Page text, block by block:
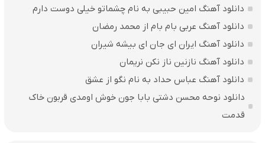
دانلود آهنگ امین حبیبی به نام چشماتو خیلی دوست دارم
دانلود آهنگ عربی بام بام از محمد رمضان
دانلود آهنگ ایران ای جان ای بیشه شیران
دانلود آهنگ نازنین ناز نکن نریمان
دانلود آهنگ عباس حداد به نام نگو از عشق
دانلود نوحه محسن دشتی بابا جون خوش اومدی قربون خاک
قدمت